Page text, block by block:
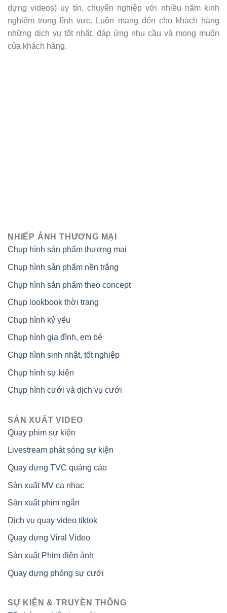
dựng videos) uy tín, chuyên nghiệp với nhiều năm kinh
nghiệm trong lĩnh vực. Luôn mang đến cho khách hàng
những dịch vụ tốt nhất, đáp ứng nhu cầu và mong muốn
của khách hàng.
NHIẾP ẢNH THƯƠNG MẠI
Chụp hình sản phẩm thương mại
Chụp hình sản phẩm nền trắng
Chụp hình sản phẩm theo concept
Chụp lookbook thời trang
Chụp hình kỷ yếu
Chụp hình gia đình, em bé
Chụp hình sinh nhật, tốt nghiệp
Chụp hình sự kiện
Chụp hình cưới và dịch vụ cưới
SẢN XUẤT VIDEO
Quay phim sự kiện
Livestream phát sóng sự kiện
Quay dựng TVC quảng cáo
Sản xuất MV ca nhạc
Sản xuất phim ngắn
Dịch vụ quay video tiktok
Quay dựng Viral Video
Sản xuất Phim điện ảnh
Quay dựng phóng sự cưới
SỰ KIỆN & TRUYỀN THÔNG